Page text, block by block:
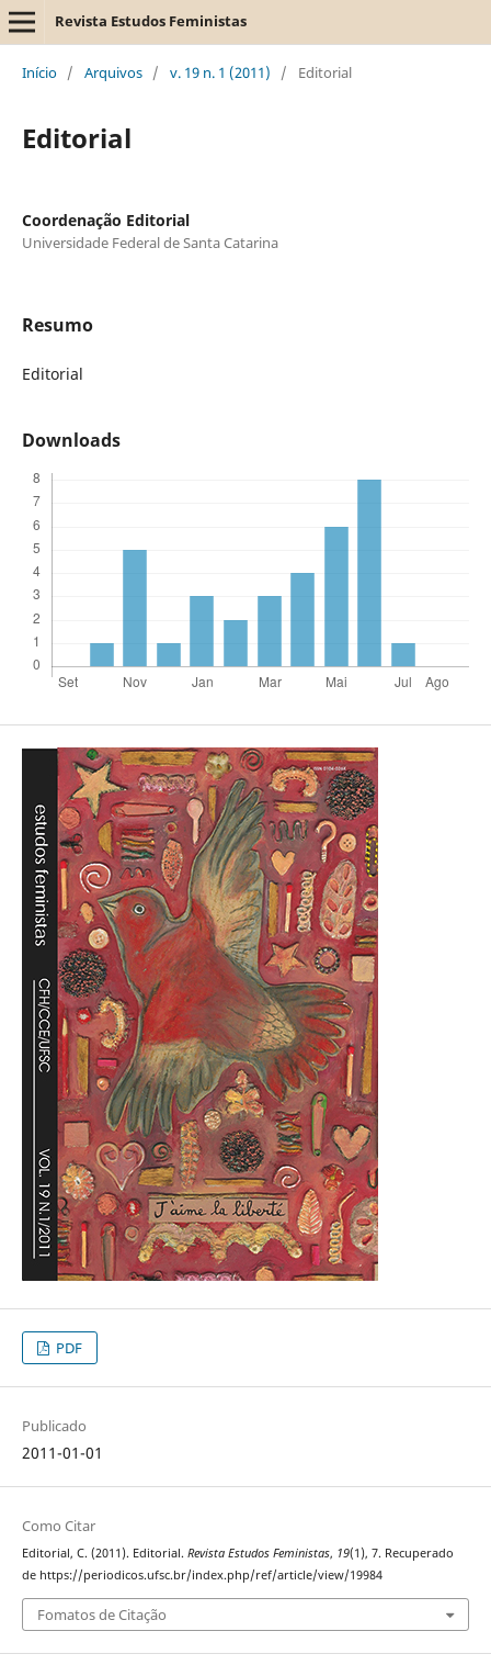
Revista Estudos Feministas
Início / Arquivos / v. 19 n. 1 (2011) / Editorial
Editorial
Coordenação Editorial
Universidade Federal de Santa Catarina
Resumo
Editorial
Downloads
PDF
Publicado
2011-01-01
Como Citar
Editorial, C. (2011). Editorial. Revista Estudos Feministas, 19(1), 7. Recuperado
de https://periodicos.ufsc.br/index.php/ref/article/view/19984
Fomatos de Citação